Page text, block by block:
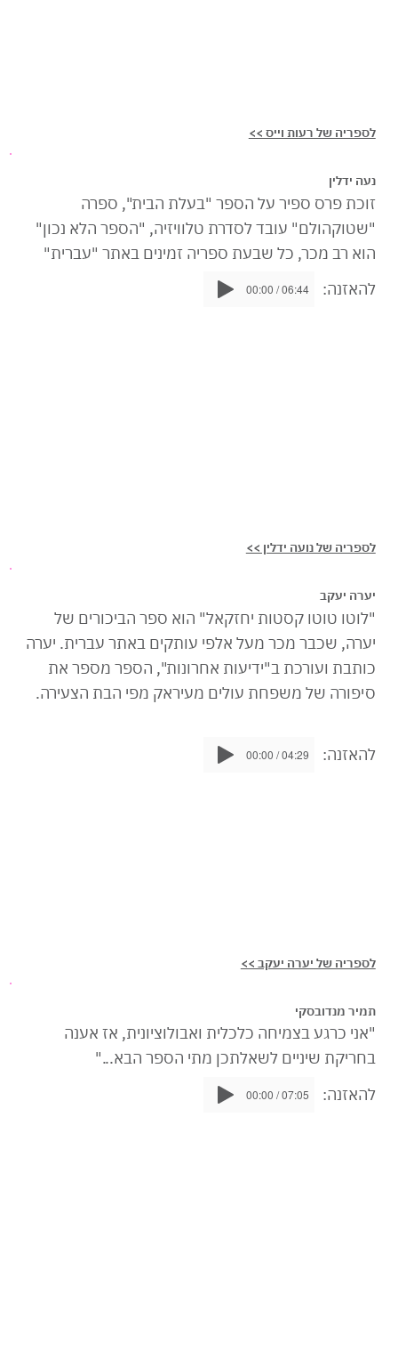
לספריה של רעות וייס >>
נעה ידלין
זוכת פרס ספיר על הספר "בעלת הבית", ספרה
"שטוקהולם" עובד לסדרת טלוויזיה, "הספר הלא נכון"
הוא רב מכר, כל שבעת ספריה זמינים באתר "עברית"
00:00 / 06:44 להאזנה:
לספריה של נועה ידלין >>
יערה יעקב
"לוטו טוטו קסטות יחזקאל" הוא ספר הביכורים של
יערה, שכבר מכר מעל אלפי עותקים באתר עברית. יערה
כותבת ועורכת ב"ידיעות אחרונות", הספר מספר את
סיפורה של משפחת עולים מעיראק מפי הבת הצעירה.
00:00 / 04:29 להאזנה:
לספריה של יערה יעקב >>
תמיר מנדובסקי
"אני כרגע בצמיחה כלכלית ואבולוציונית, אז אענה
בחריקת שיניים לשאלתכן מתי הספר הבא..."
00:00 / 07:05 להאזנה: